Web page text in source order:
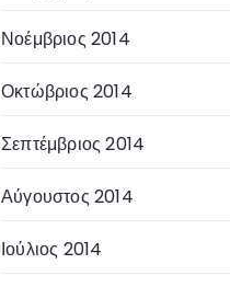
Νοέμβριος 2014
Οκτώβριος 2014
Σεπτέμβριος 2014
Αύγουστος 2014
Ιούλιος 2014